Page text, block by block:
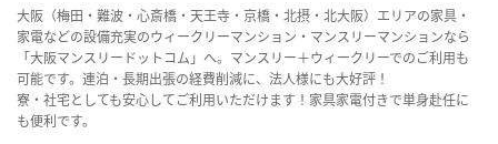
大阪（梅田・難波・心斎橋・天王寺・京橋・北摂・北大阪）エリアの家具・
家電などの設備充実のウィークリーマンション・マンスリーマンションなら
「大阪マンスリードットコム」へ。マンスリー＋ウィークリーでのご利用も
可能です。連泊・長期出張の経費削減に、法人様にも大好評！
寮・社宅としても安心してご利用いただけます！家具家電付きで単身赴任に
も便利です。